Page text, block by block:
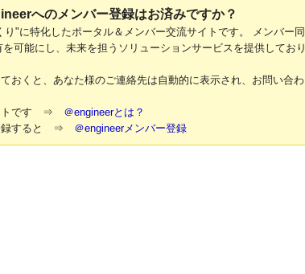
へのメンバー登録はお済みですか？
り"に特化したポータル＆メンバー交流サイトです。 メンバー同
可能にし、未来を担うソリューションサービスを提供しており
おくと、あなた様のご連絡先は自動的に表示され、お問い合わ
トです ⇒ ＠engineerとは？
録すると ⇒ ＠engineerメンバー登録